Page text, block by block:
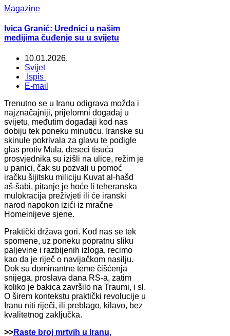
Magazine
Ivica Granić: Urednici u našim
medijima čuđenje su u svijetu
10.01.2026.
Svijet
Ispis
E-mail
Trenutno se u Iranu odigrava možda i
najznačajniji, prijelomni događaj u
svijetu, međutim događaji kod nas
dobiju tek poneku minuticu. Iranske su
skinule pokrivala za glavu te podigle
glas protiv Mula, deseci tisuća
prosvjednika su izišli na ulice, režim je
u panici, čak su pozvali u pomoć
iračku šijitsku miliciju Kuvat al-hašd
aš-šabi, pitanje je hoće li teheranska
mulokracija preživjeti ili će iranski
narod napokon izići iz mračne
Homeinijeve sjene.
Praktički država gori. Kod nas se tek
spomene, uz poneku popratnu sliku
paljevine i razbijenih izloga, recimo
kao da je riječ o navijačkom nasilju.
Dok su dominantne teme čišćenja
snijega, proslava dana RS-a, zatim
koliko je bakica završilo na Traumi, i sl.
O širem kontekstu praktički revolucije u
Iranu niti riječi, ili preblago, kilavo, bez
kvalitetnog zaključka.
>>Raste broj mrtvih u Iranu,